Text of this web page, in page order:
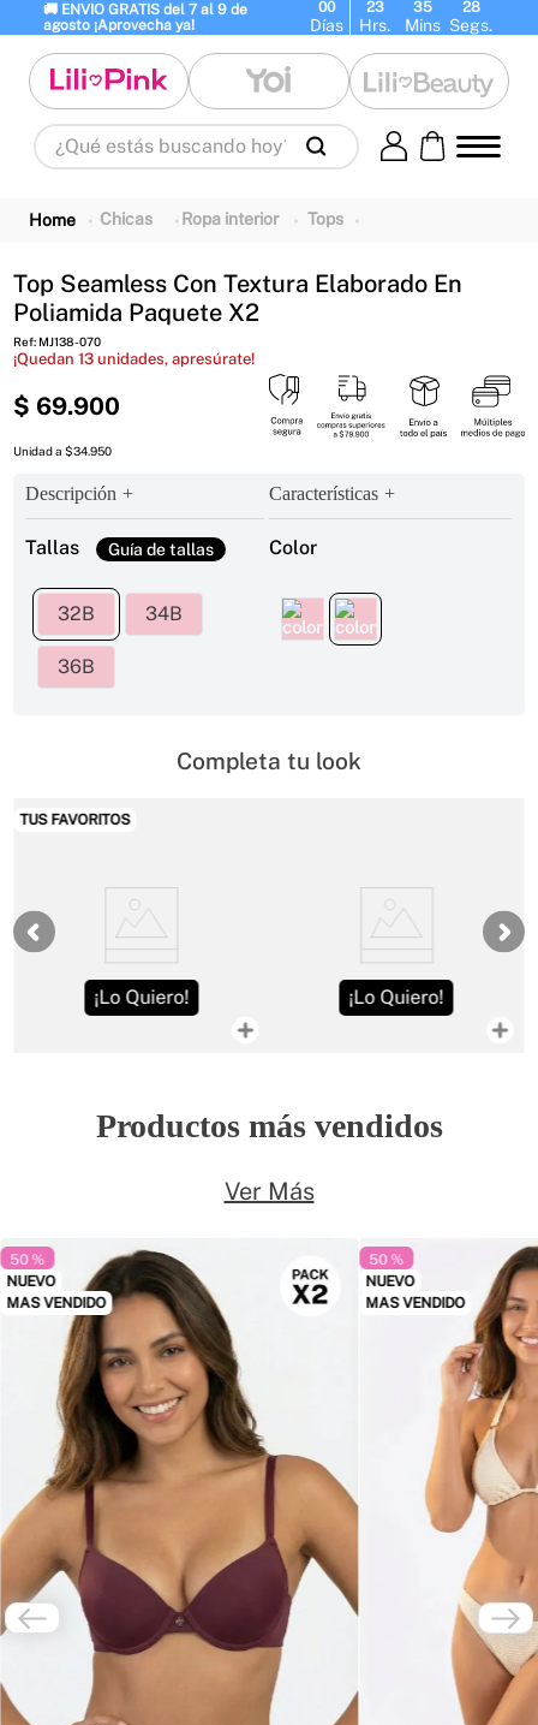
🚚 ENVIO GRATIS del 7 al 9 de
agosto ¡Aprovecha ya!
00
Días
23
Hrs.
35
Mins
28
Segs.
¿Qué estás buscando hoy?
Chicas Ropa interior Tops
Top Seamless Con Textura Elaborado En
Poliamida Paquete X2
Ref: MJ138-070
¡Quedan13 unidades, apresúrate!
$ 69.900
Unidad a $34.950
Descripción
Tallas
32B 34B
36B
Características
Color
Completa tu look
¡Lo Quiero! ¡Lo Quiero!
Productos más vendidos
Ver Más
50 %
NUEVO
MAS VENDIDO
50 %
NUEVO
MAS VENDIDO
panty 2 brasier
perfumes . perfume 9 . termos
10. maletas